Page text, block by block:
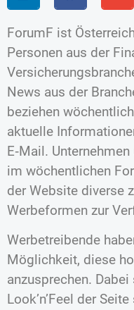
ForumF ist
Personen aus der
News aus der
beziehen
aktuelle
E‑Mail.
im wöchentlichen
der Website diverse
Werbeformen zur
Werbetreibende
Möglichkeit, diese
anzusprechen.
Look’n’Feel der